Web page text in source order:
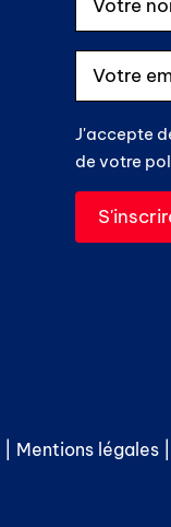
J'accepte
de votre
Mentions légales